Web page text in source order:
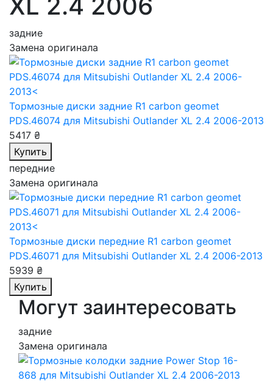
задние
Замена оригинала
Тормозные диски задние R1 carbon geomet
PDS.46074 для Mitsubishi Outlander XL 2.4 2006-2013
5417 ₴
Купить
передние
Замена оригинала
Тормозные диски передние R1 carbon geomet
PDS.46071 для Mitsubishi Outlander XL 2.4 2006-2013
5939 ₴
Купить
Могут заинтересовать
задние
Замена оригинала